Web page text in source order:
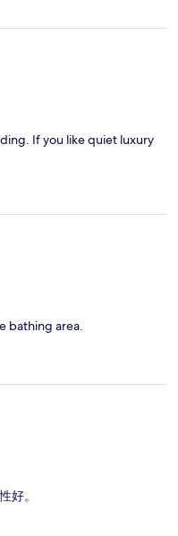
If you like quiet luxury
bathing area.
好。